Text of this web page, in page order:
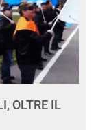
OLTRE IL